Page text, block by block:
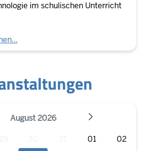
im schulischen Unterricht
WEITER
August 2026
01
02